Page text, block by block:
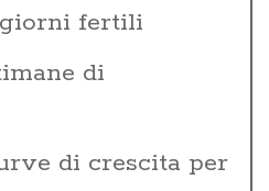
fertili
di
di crescita per